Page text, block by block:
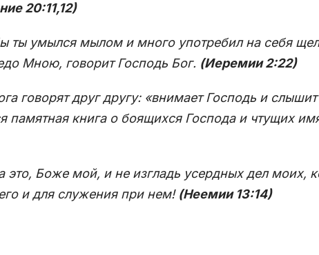
20:11,12)
ты умылся мылом и много употребил на себя
Мною, говорит Господь Бог. (Иеремии 2:22)
говорят друг другу: «внимает Господь и
памятная книга о боящихся Господа и чтущих
это, Боже мой, и не изгладь усердных дел моих,
и для служения при нем! (Неемии 13:14)